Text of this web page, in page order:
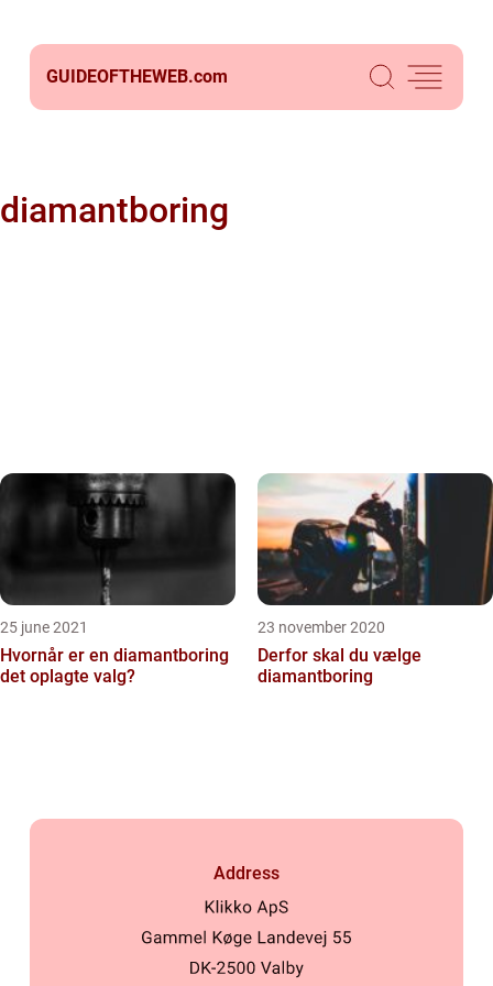
GUIDEOFTHEWEB.com
diamantboring
25 june 2021
Hvornår er en diamantboring
det oplagte valg?
23 november 2020
Derfor skal du vælge
diamantboring
Address